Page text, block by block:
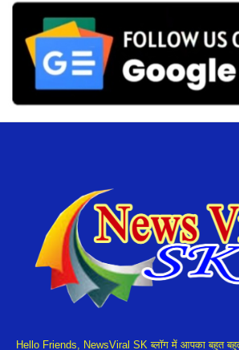
Hello Friends, NewsViral SK ब्लॉग में आपका बहुत